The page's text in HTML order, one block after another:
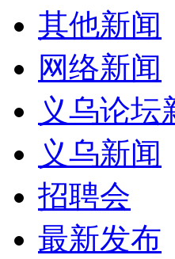
其他新闻
网络新闻
义乌论坛
义乌新闻
招聘会
最新发布